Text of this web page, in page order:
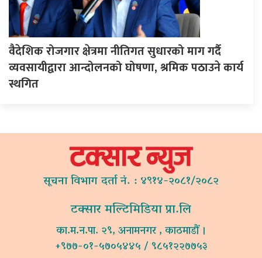
वैदेशिक रोजगार क्षेत्रमा नीतिगत सुधारको माग गर्दै
व्यवसायीद्वारा आन्दोलनको घोषणा, श्रमिक पठाउने कार्य
स्थगित
सूचना विभाग दर्ता नं. : ४९१४-२०८१/२०८२
टक्सार मल्टिमिडिया प्रा.लि
का.म.न.पा. २९, अनामनगर , काठमाडौं ।
+९७७-०१-५७०५४४५ / ९८५१२२७७५३